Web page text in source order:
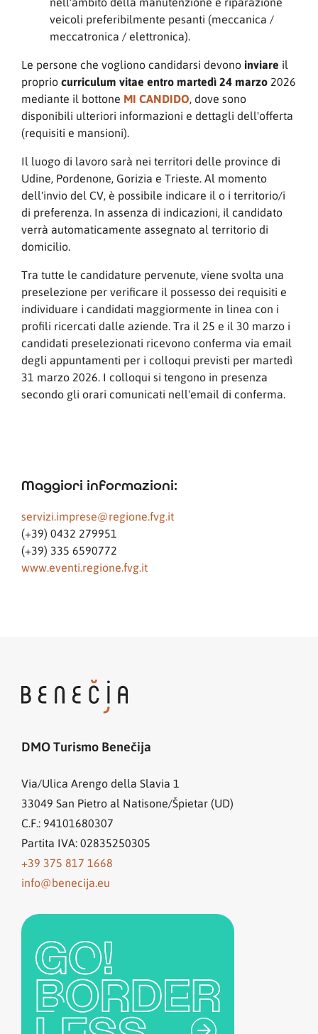
veicoli preferibilmente pesanti (meccanica /
meccatronica / elettronica).
Le persone che vogliono candidarsi devono inviare il
propriocurriculum vitae entro martedì 24 marzo2026
mediante il bottone MI CANDIDO, dove sono
disponibili ulteriori informazioni e dettagli dell'offerta
(requisiti e mansioni).
Il luogo di lavoro sarà nei territori delle province di
Udine, Pordenone, Gorizia e Trieste. Al momento
dell'invio del CV, è possibile indicare il o i territorio/i
di preferenza. In assenza di indicazioni, il candidato
verrà automaticamente assegnato al territorio di
domicilio.
Tra tutte le candidature pervenute, viene svolta una
preselezione per verificare il possesso dei requisiti e
individuare i candidati maggiormente in linea con i
profili ricercati dalle aziende. Tra il 25 e il 30 marzo i
candidati preselezionati ricevono conferma via email
degli appuntamenti per i colloqui previsti per martedì
31 marzo 2026. I colloqui si tengono in presenza
secondo gli orari comunicati nell'email di conferma.
Maggiori informazioni:
servizi.imprese@regione.fvg.it
(+39) 0432 279951
(+39) 335 6590772
www.eventi.regione.fvg.it
DMO Turismo Benečija
Via/Ulica Arengo della Slavia 1
33049 San Pietro al Natisone/Špietar (UD)
C.F.: 94101680307
Partita IVA: 02835250305
+39 375 817 1668
info@benecija.eu